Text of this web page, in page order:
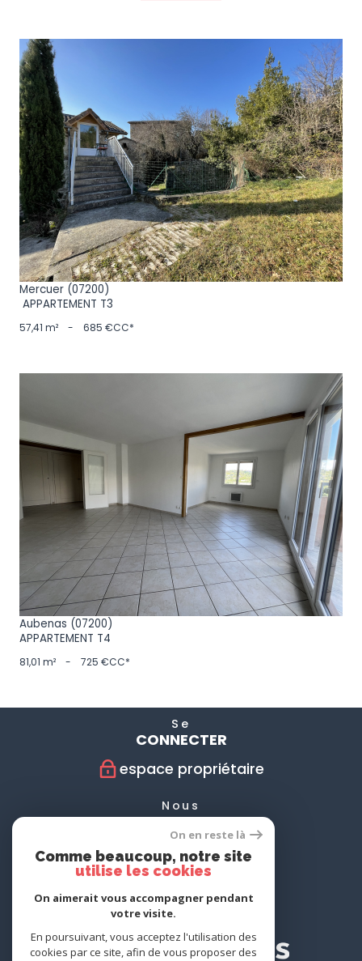
VOIR LE BIEN
Mercuer (07200)
APPARTEMENT T3
57,41 m² - 685 €CC*
VOIR LE BIEN
Aubenas (07200)
APPARTEMENT T4
81,01 m² - 725 €CC*
Se
CONNECTER
espace propriétaire
Nous
SUIVRE
ADHÉRONS
On en reste là
Comme beaucoup, notre site
utilise les cookies
On aimerait vous accompagner pendant
votre visite.
En poursuivant, vous acceptez l'utilisation des
cookies par ce site, afin de vous proposer des